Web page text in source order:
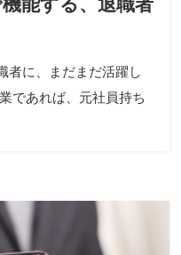
者に、まだまだ活躍し
であれば、元社員持ち